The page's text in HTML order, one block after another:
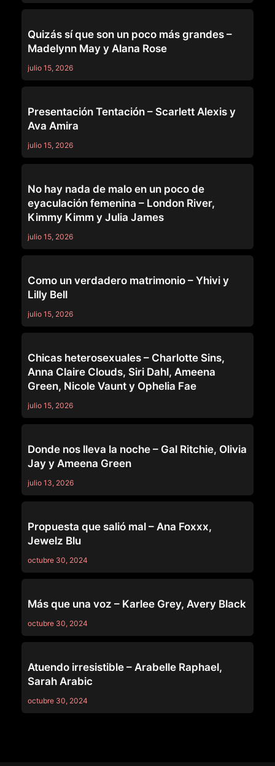
Quizás sí que son un poco más grandes –
Madelynn May y Alana Rose
julio 15, 2026
Presentación Tentación – Scarlett Alexis y
Ava Amira
julio 15, 2026
No hay nada de malo en un poco de
eyaculación femenina – London River,
Kimmy Kimm y Julia James
julio 15, 2026
Como un verdadero matrimonio – Yhivi y
Lilly Bell
julio 15, 2026
Chicas heterosexuales – Charlotte Sins,
Anna Claire Clouds, Siri Dahl, Ameena
Green, Nicole Vaunt y Ophelia Fae
julio 15, 2026
Donde nos lleva la noche – Gal Ritchie, Olivia
Jay y Ameena Green
julio 13, 2026
Propuesta que salió mal – Ana Foxxx,
Jewelz Blu
octubre 30, 2024
Más que una voz – Karlee Grey, Avery Black
octubre 30, 2024
Atuendo irresistible – Arabelle Raphael,
Sarah Arabic
octubre 30, 2024